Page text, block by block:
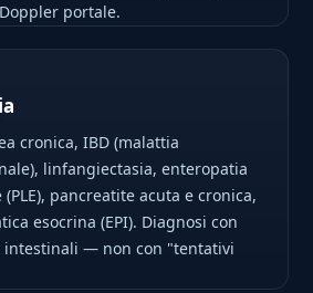
portale.
cronica, IBD (malattia
linfangiectasia, enteropatia
pancreatite acuta e cronica,
esocrina (EPI). Diagnosi con
intestinali — non con "tentativi